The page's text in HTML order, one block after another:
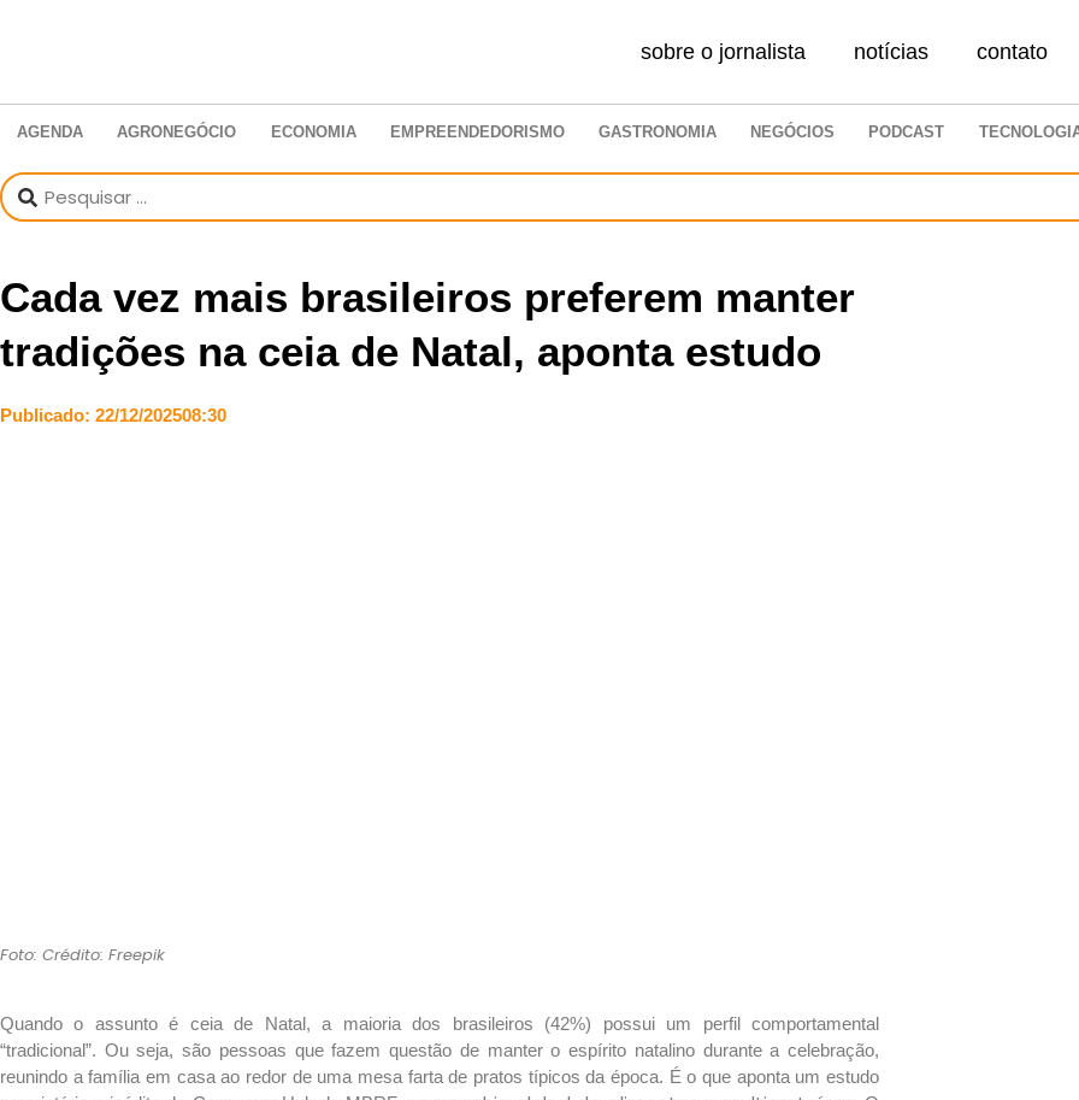
sobre o jornalista notícias contato
AGENDA AGRONEGÓCIO ECONOMIA EMPREENDEDORISMO GASTRONOMIA NEGÓCIOS PODCAST
Cada vez mais brasileiros preferem manter
tradições na ceia de Natal, aponta estudo
Publicado: 22/12/202508:30
Foto: Crédito: Freepik
Quando o assunto é ceia de Natal, a maioria dos brasileiros (42%) possui um perfil comportamental
“tradicional”. Ou seja, são pessoas que fazem questão de manter o espírito natalino durante a celebração,
reunindo a família em casa ao redor de uma mesa farta de pratos típicos da época. É o que aponta um estudo